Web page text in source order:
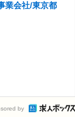
業会社/東京都
by